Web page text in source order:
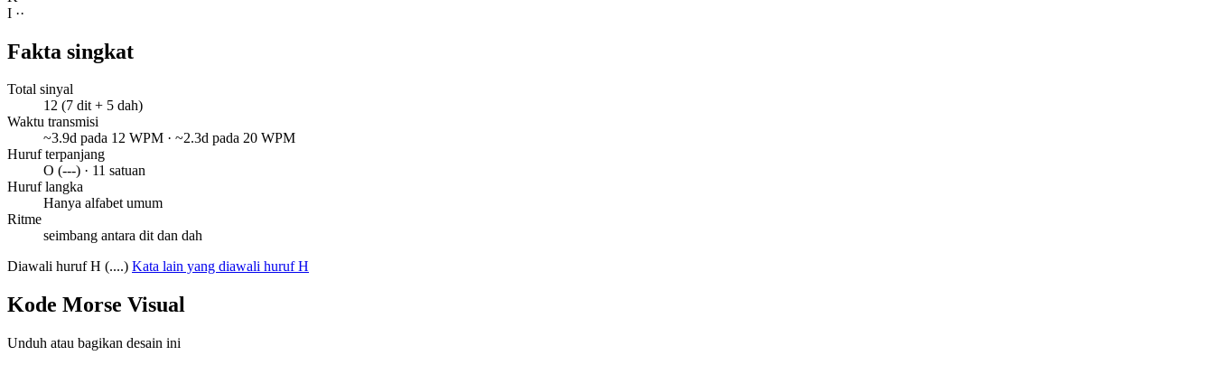
I ··
Fakta singkat
Total sinyal
12 (7 dit + 5 dah)
Waktu transmisi
~3.9d pada 12 WPM · ~2.3d pada 20 WPM
Huruf terpanjang
O (---) · 11 satuan
Huruf langka
Hanya alfabet umum
Ritme
seimbang antara dit dan dah
Diawali huruf H (....) Kata lain yang diawali huruf H
Kode Morse Visual
Unduh atau bagikan desain ini